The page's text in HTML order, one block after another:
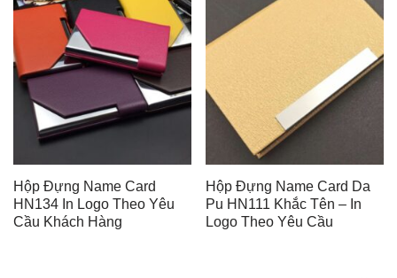
Hộp Đựng Name Card
HN134 In Logo Theo Yêu
Cầu Khách Hàng
Hộp Đựng Name Card Da
Pu HN111 Khắc Tên – In
Logo Theo Yêu Cầu